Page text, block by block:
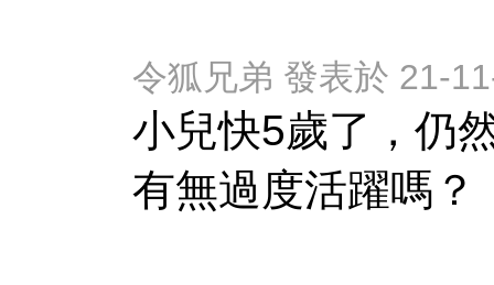
令狐兄弟 發表於 21-
小兒快5歲了，仍
有無過度活躍嗎？